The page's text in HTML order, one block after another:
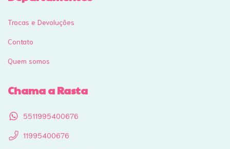
Trocas e Devoluções
Contato
Quem somos
Chama a Rasta
5511995400676
11995400676